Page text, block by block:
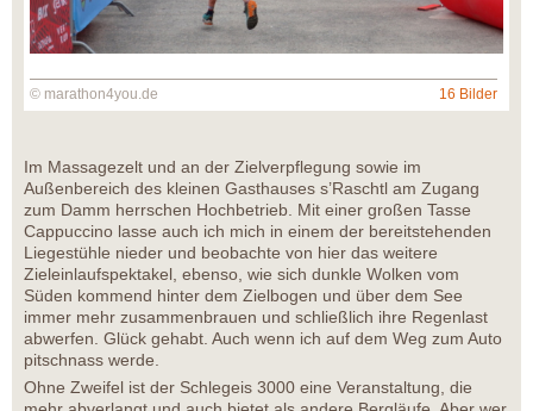
© marathon4you.de 16 Bilder
Im Massagezelt und an der Zielverpflegung sowie im
Außenbereich des kleinen Gasthauses s’Raschtl am Zugang
zum Damm herrschen Hochbetrieb. Mit einer großen Tasse
Cappuccino lasse auch ich mich in einem der bereitstehenden
Liegestühle nieder und beobachte von hier das weitere
Zieleinlaufspektakel, ebenso, wie sich dunkle Wolken vom
Süden kommend hinter dem Zielbogen und über dem See
immer mehr zusammenbrauen und schließlich ihre Regenlast
abwerfen. Glück gehabt. Auch wenn ich auf dem Weg zum Auto
pitschnass werde.
Ohne Zweifel ist der Schlegeis 3000 eine Veranstaltung, die